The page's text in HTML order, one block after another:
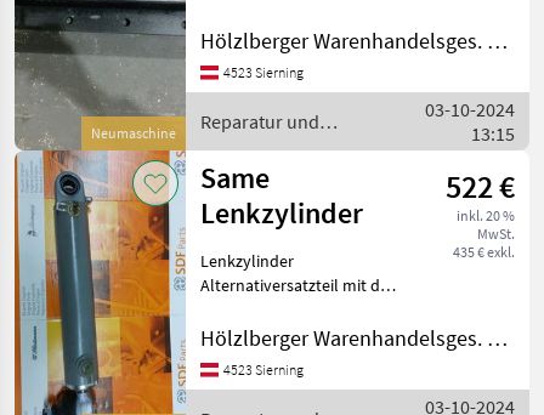
Neumaschine
Ersatzteile Traktorenteile
Hölzlberger Warenhandelsges. m. b. H.
4523 Sierning
Reparatur und
Ersatzteile / Same
03-10-2024
13:15
Same
Lenkzylinder
522 €
inkl. 20 %
MwSt.
435 € exkl.
Lenkzylinder
Alternativersatzteil mit der
176.6354.4SP 18X1, 5
Gewinde 522€
169.6352.420SP 20X1, 5
Hölzlberger Warenhandelsges. m. b. H.
4523 Sierning
03-10-2024